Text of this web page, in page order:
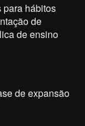
para hábitos
de
de ensino
de expansão